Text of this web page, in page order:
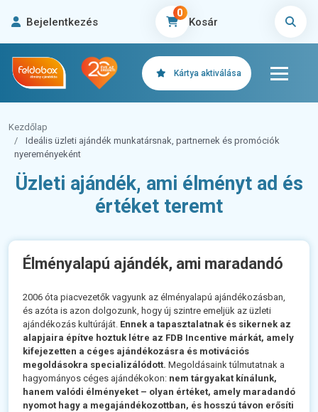
Bejelentkezés Kosár
0
Kártya aktiválása
Kezdőlap
Ideális üzleti ajándék munkatársnak, partnernek és promóciók
nyereményeként
Üzleti ajándék, ami élményt ad és
értéket teremt
Élményalapú ajándék, ami maradandó
2006 óta piacvezetők vagyunk az élményalapú ajándékozásban,
és azóta is azon dolgozunk, hogy új szintre emeljük az üzleti
ajándékozás kultúráját. Ennek a tapasztalatnak és sikernek az
alapjaira építve hoztuk létre az FDB Incentive márkát, amely
kifejezetten a céges ajándékozásra és motivációs
megoldásokra specializálódott. Megoldásaink túlmutatnak a
hagyományos céges ajándékokon: nem tárgyakat kínálunk,
hanem valódi élményeket – olyan értéket, amely maradandó
nyomot hagy a megajándékozottban, és hosszú távon erősíti